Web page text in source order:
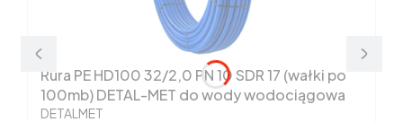
Rura PE HD100 32/2,0 PN 10 SDR 17 (wałki po
100mb) DETAL-MET do wody wodociągowa
PRODUCENT
DETALMET